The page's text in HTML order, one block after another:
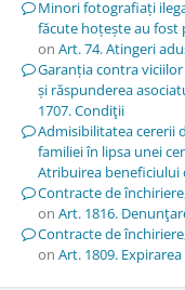
Minori fotografiați
făcute hoțește au fost
on Art. 74. Atingeri
Garanția contra
și răspunderea
1707. Condiţii
Admisibilitatea cererii
familiei în lipsa unei
Atribuirea
Contracte de
on Art. 1816.
Contracte de
on Art. 1809.